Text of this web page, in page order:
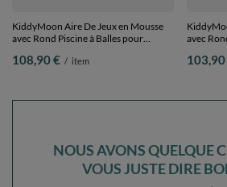
KiddyMoon Aire De Jeux en Mousse
avec Rond Piscine à Balles pour
pastel/blanc/menthe/rose poudré,
108,90 € / item
avec
pastel/
NOUS AVONS QUELQUE
VOUS JUSTE DIRE